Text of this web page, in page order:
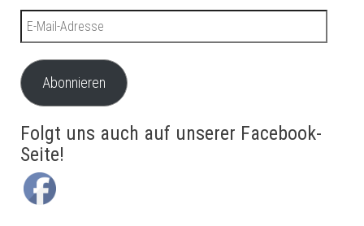
E-Mail-Adresse
Abonnieren
Folgt uns auch auf unserer Facebook-
Seite!